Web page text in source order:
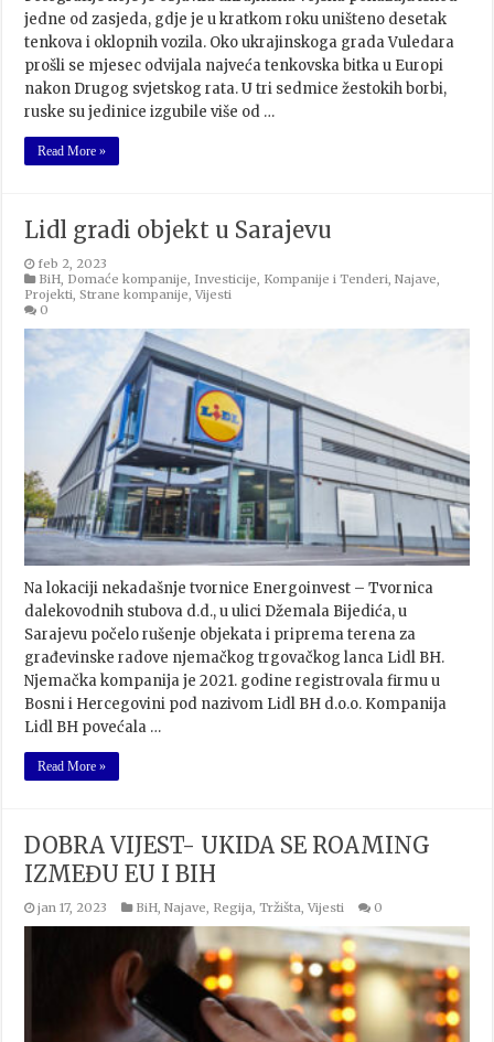
jedne od zasjeda, gdje je u kratkom roku uništeno desetak
tenkova i oklopnih vozila. Oko ukrajinskoga grada Vuledara
prošli se mjesec odvijala najveća tenkovska bitka u Europi
nakon Drugog svjetskog rata. U tri sedmice žestokih borbi,
ruske su jedinice izgubile više od …
Read More »
Lidl gradi objekt u Sarajevu
feb 2, 2023
BiH, Domaće kompanije, Investicije, Kompanije i Tenderi,Najave,
Projekti,Strane kompanije,Vijesti
0
Na lokaciji nekadašnje tvornice Energoinvest – Tvornica
dalekovodnih stubova d.d., u ulici Džemala Bijedića, u
Sarajevu počelo rušenje objekata i priprema terena za
građevinske radove njemačkog trgovačkog lanca Lidl BH.
Njemačka kompanija je 2021. godine registrovala firmu u
Bosni i Hercegovini pod nazivom Lidl BH d.o.o. Kompanija
Lidl BH povećala …
Read More »
DOBRA VIJEST- UKIDA SE ROAMING
IZMEĐU EU I BIH
jan 17, 2023 BiH,Najave, Regija,Tržišta,Vijesti 0